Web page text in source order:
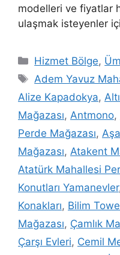
modelleri ve fiyatlar
ulaşmak isteyenler
Hizmet Bölge,
Adem Yavuz
Alize Kapadokya,
Mağazası, Antmono,
Perde Mağazası,
Mağazası, Atakent
Atatürk Mahallesi
Konutları Yamanevler
Konakları, Bilim
Mağazası, Çamlık
Çarşı Evleri, Cemil